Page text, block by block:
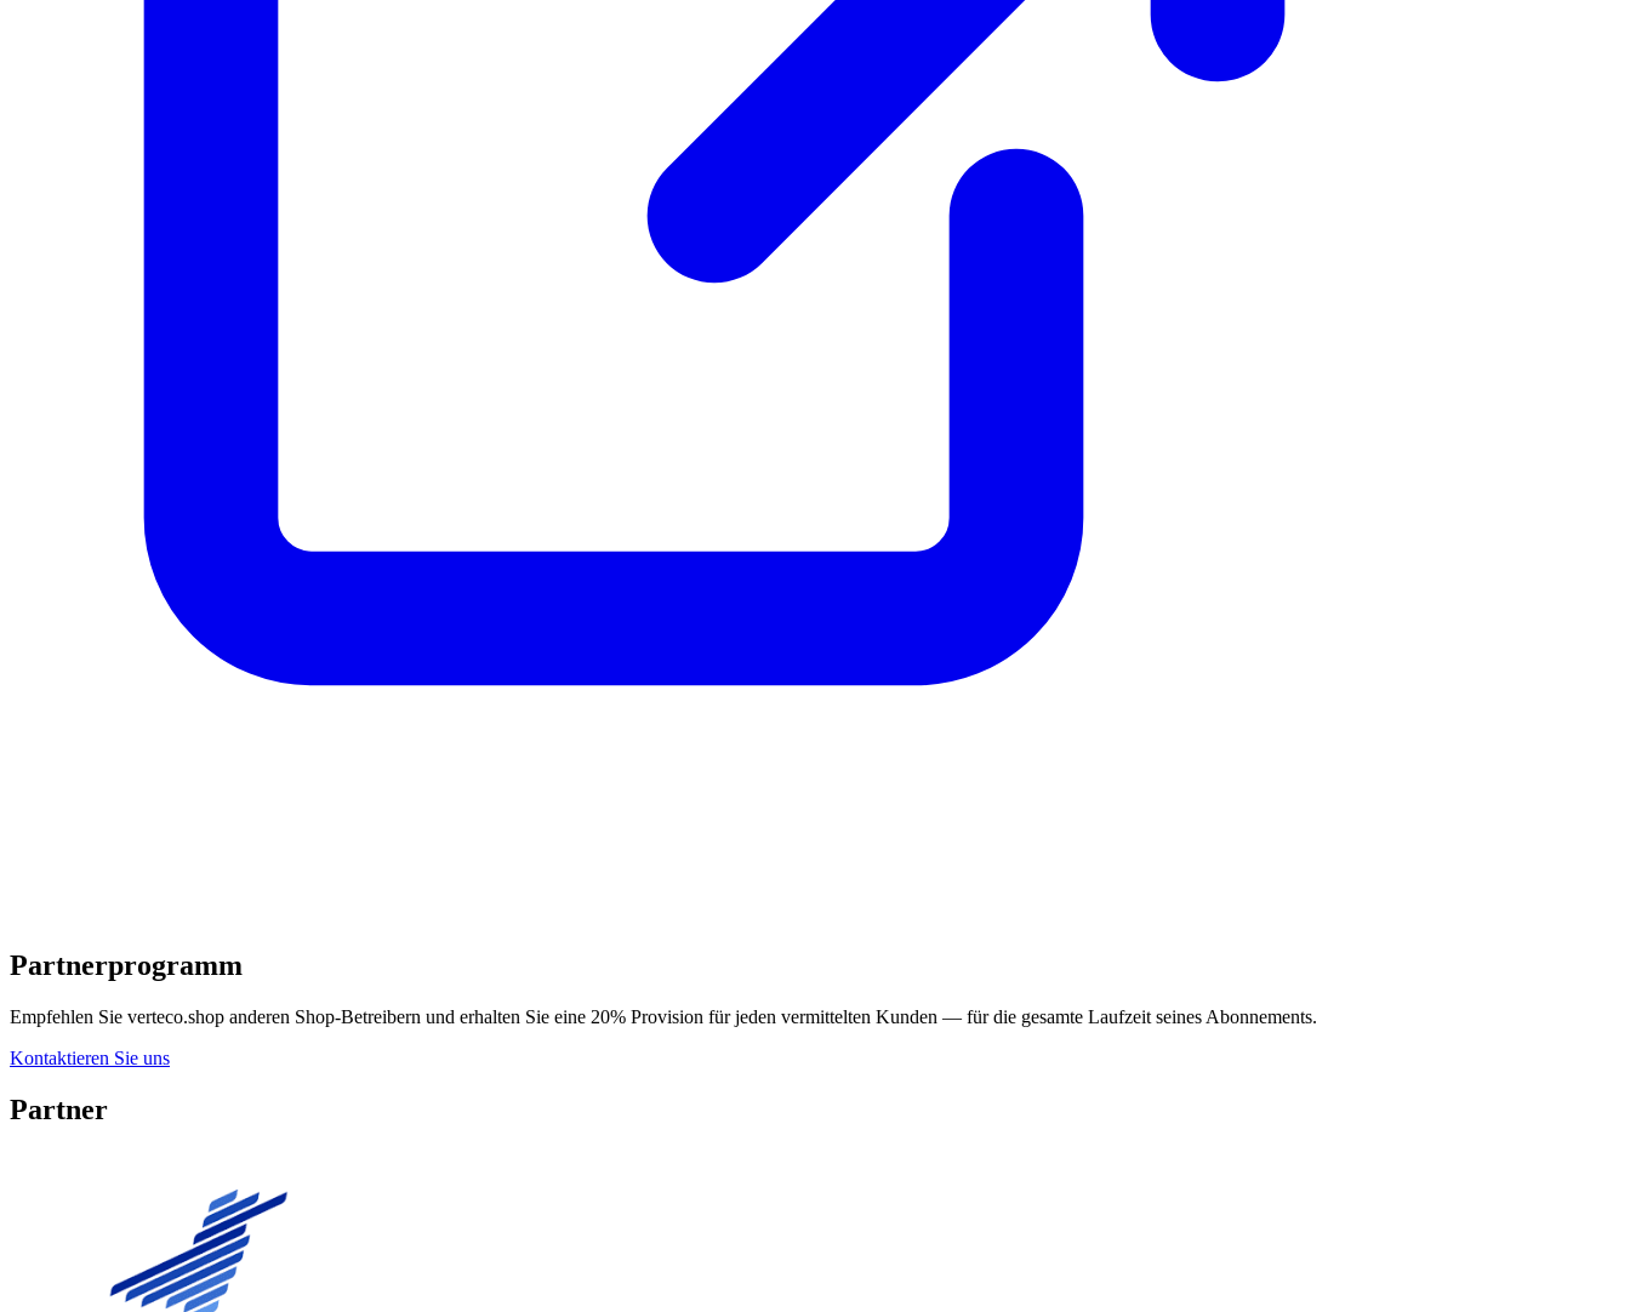
Partnerprogramm
Empfehlen Sie verteco.shop anderen Shop-Betreibern und erhalten Sie eine 20% Provision für jeden vermittelten Kunden — für die gesamte Laufzeit seines Abonnements.
Kontaktieren Sie uns
Partner